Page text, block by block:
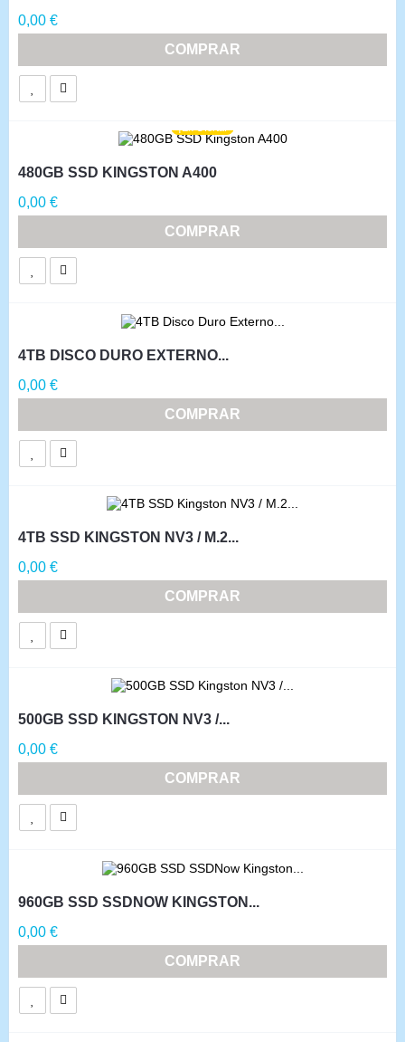
Precio
0,00 €
COMPRAR
¡En Oferta!
480GB SSD KINGSTON A400
Precio
0,00 €
COMPRAR
4TB DISCO DURO EXTERNO...
Precio
0,00 €
COMPRAR
4TB SSD KINGSTON NV3 / M.2...
Precio
0,00 €
COMPRAR
500GB SSD KINGSTON NV3 /...
Precio
0,00 €
COMPRAR
960GB SSD SSDNOW KINGSTON...
Precio
0,00 €
COMPRAR